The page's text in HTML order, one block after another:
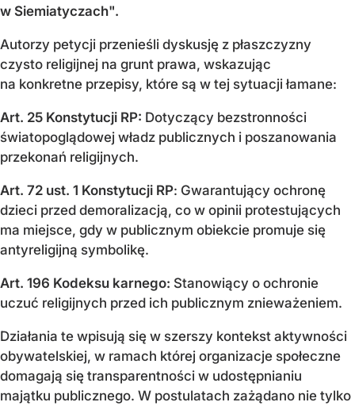
w Siemiatyczach".
Autorzy petycji przenieśli dyskusję z płaszczyzny
czysto religijnej na grunt prawa, wskazując
na konkretne przepisy, które są w tej sytuacji łamane:
Art. 25 Konstytucji RP: Dotyczący bezstronności
światopoglądowej władz publicznych i poszanowania
przekonań religijnych.
Art. 72 ust. 1 Konstytucji RP: Gwarantujący ochronę
dzieci przed demoralizacją, co w opinii protestujących
ma miejsce, gdy w publicznym obiekcie promuje się
antyreligijną symbolikę.
Art. 196 Kodeksu karnego: Stanowiący o ochronie
uczuć religijnych przed ich publicznym znieważeniem.
Działania te wpisują się w szerszy kontekst aktywności
obywatelskiej, w ramach której organizacje społeczne
domagają się transparentności w udostępnianiu
majątku publicznego. W postulatach zażądano nie tylko